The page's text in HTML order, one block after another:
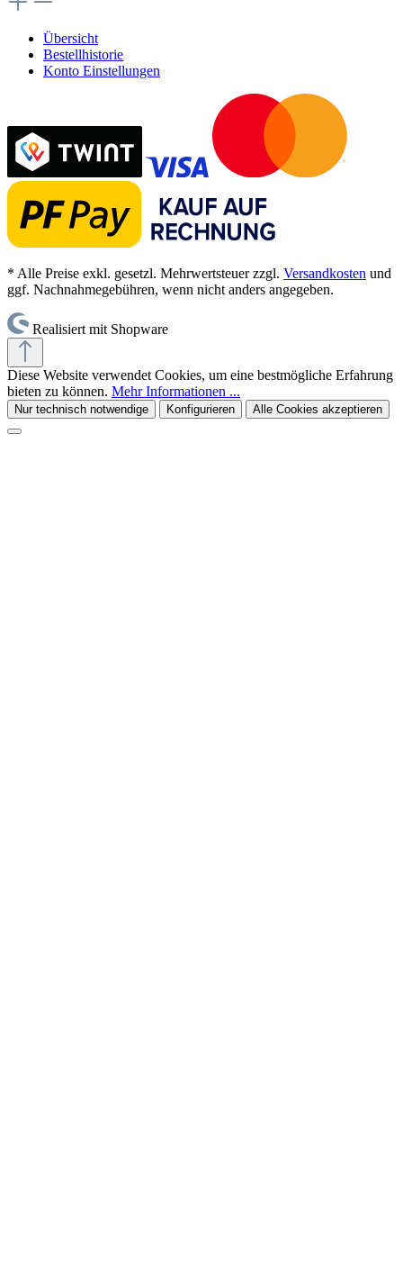
Übersicht
Bestellhistorie
Konto Einstellungen
* Alle Preise exkl. gesetzl. Mehrwertsteuer zzgl. Versandkosten und
ggf. Nachnahmegebühren, wenn nicht anders angegeben.
Realisiert mit Shopware
Diese Website verwendet Cookies, um eine bestmögliche Erfahrung
bieten zu können. Mehr Informationen ...
Nur technisch notwendige Konfigurieren Alle Cookies akzeptieren